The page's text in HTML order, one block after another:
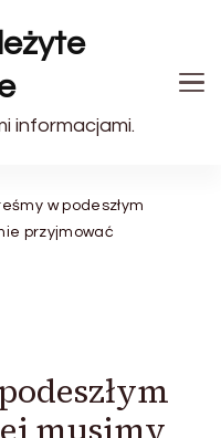
informacjami.
w podeszłym
przyjmować